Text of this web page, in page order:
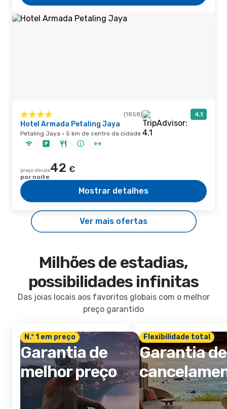
(1858) 4,1
Hotel Armada Petaling Jaya
Petaling Jaya · 5 km de centro da cidade
preço desde42 €
por noite
Mostrar detalhes
Ver mais ofertas
Milhões de estadias,
possibilidades infinitas
Das joias locais aos favoritos globais com o melhor
preço garantido
N.º 1 em preço
Garantia de
melhor preço
Flexibilidade total
Garantia de